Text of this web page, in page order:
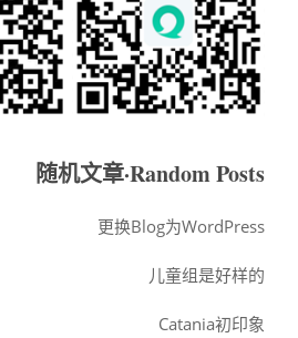
随机文章·Random Posts
更换Blog为WordPress
儿童组是好样的
Catania初印象